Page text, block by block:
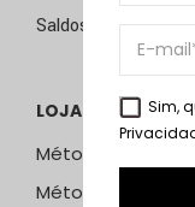
Saldos de 15 de
LOJA ONLINE
Métodos e
Métodos de
Sim,